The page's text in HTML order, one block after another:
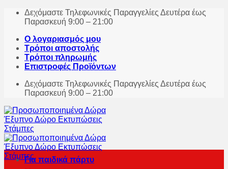
Skip
Δεχόμαστε Τηλεφωνικές Παραγγελίες Δευτέρα έως
Παρασκευή 9:00 – 21:00
Ο λογαριασμός μου
Τρόποι αποστολής
Τρόποι πληρωμής
Επιστροφές Προϊόντων
Δεχόμαστε Τηλεφωνικές Παραγγελίες Δευτέρα έως
Παρασκευή 9:00 – 21:00
Για παιδικά πάρτυ